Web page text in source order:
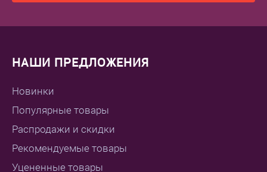
НАШИ ПРЕДЛОЖЕНИЯ
Новинки
Популярные товары
Распродажи и скидки
Рекомендуемые товары
Уцененные товары